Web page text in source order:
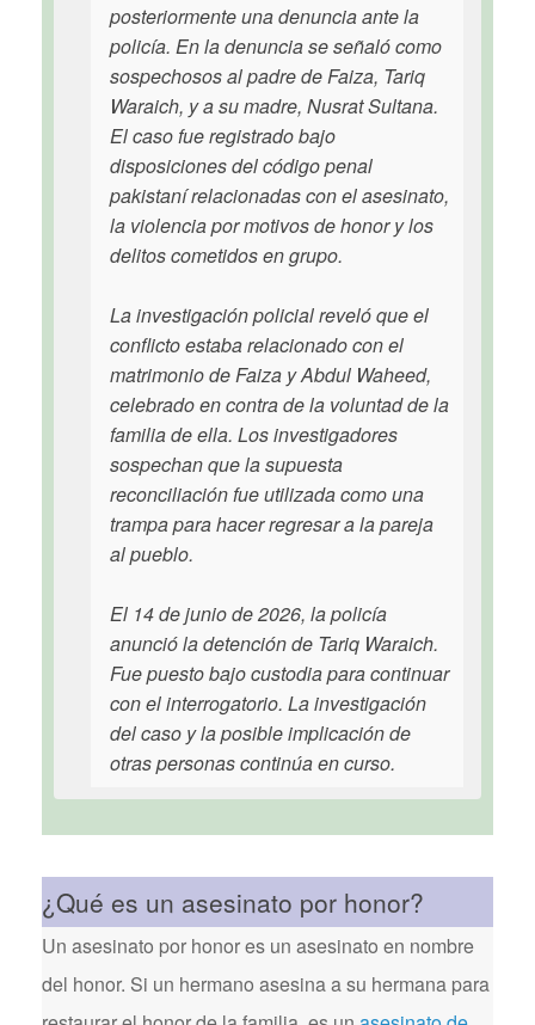
posteriormente una denuncia ante la
policía. En la denuncia se señaló como
sospechosos al padre de Faiza, Tariq
Waraich, y a su madre, Nusrat Sultana.
El caso fue registrado bajo
disposiciones del código penal
pakistaní relacionadas con el asesinato,
la violencia por motivos de honor y los
delitos cometidos en grupo.
La investigación policial reveló que el
conflicto estaba relacionado con el
matrimonio de Faiza y Abdul Waheed,
celebrado en contra de la voluntad de la
familia de ella. Los investigadores
sospechan que la supuesta
reconciliación fue utilizada como una
trampa para hacer regresar a la pareja
al pueblo.
El 14 de junio de 2026, la policía
anunció la detención de Tariq Waraich.
Fue puesto bajo custodia para continuar
con el interrogatorio. La investigación
del caso y la posible implicación de
otras personas continúa en curso.
¿Qué es un asesinato por honor?
Un asesinato por honor es un asesinato en nombre
del honor. Si un hermano asesina a su hermana para